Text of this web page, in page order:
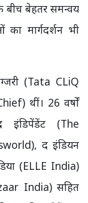
बीच बेहतर समन्वय
मार्गदर्शन भी
(Tata CLiQ
थीं। 26 वर्षों
(The
द इंडियन
(ELLE India)
India) सहित